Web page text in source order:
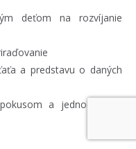
deťom na rozvíjanie
a predstavu o daných
a jednoduchým